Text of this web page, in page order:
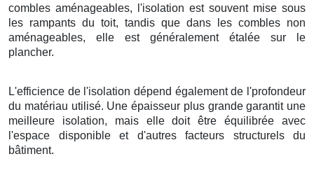
combles aménageables, l'isolation est souvent mise sous
les rampants du toit, tandis que dans les combles non
aménageables, elle est généralement étalée sur le
plancher.
L'efficience de l'isolation dépend également de l'profondeur
du matériau utilisé. Une épaisseur plus grande garantit une
meilleure isolation, mais elle doit être équilibrée avec
l'espace disponible et d'autres facteurs structurels du
bâtiment.